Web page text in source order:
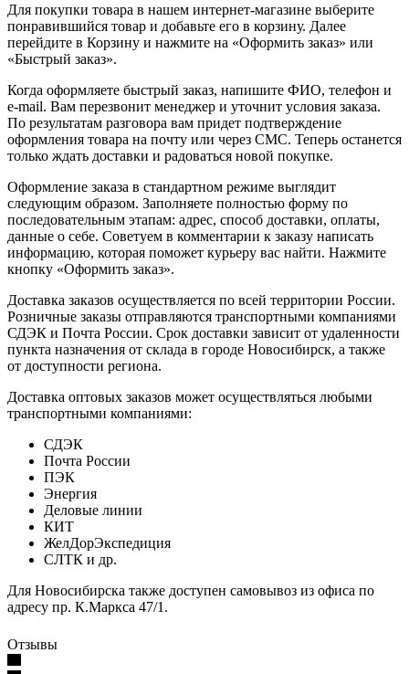
Для покупки товара в нашем интернет-магазине выберите
понравившийся товар и добавьте его в корзину. Далее
перейдите в Корзину и нажмите на «Оформить заказ» или
«Быстрый заказ».
Когда оформляете быстрый заказ, напишите ФИО, телефон и
e-mail. Вам перезвонит менеджер и уточнит условия заказа.
По результатам разговора вам придет подтверждение
оформления товара на почту или через СМС. Теперь останется
только ждать доставки и радоваться новой покупке.
Оформление заказа в стандартном режиме выглядит
следующим образом. Заполняете полностью форму по
последовательным этапам: адрес, способ доставки, оплаты,
данные о себе. Советуем в комментарии к заказу написать
информацию, которая поможет курьеру вас найти. Нажмите
кнопку «Оформить заказ».
Доставка заказов осуществляется по всей территории России.
Розничные заказы отправляются транспортными компаниями
СДЭК и Почта России. Срок доставки зависит от удаленности
пункта назначения от склада в городе Новосибирск, а также
от доступности региона.
Доставка оптовых заказов может осуществляться любыми
транспортными компаниями:
СДЭК
Почта России
ПЭК
Энергия
Деловые линии
КИТ
ЖелДорЭкспедиция
СЛТК и др.
Для Новосибирска также доступен самовывоз из офиса по
адресу пр. К.Маркса 47/1.
Отзывы